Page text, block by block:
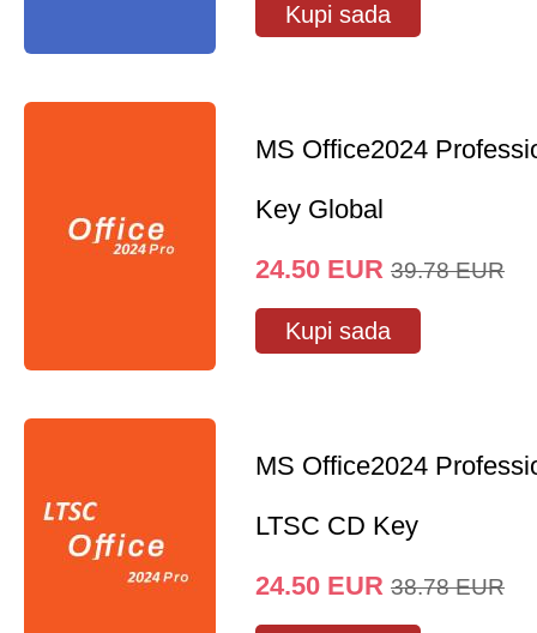
Kupi sada
MS Office2024
Key Global
24.50 EUR 39.78 EUR
Kupi sada
MS Office2024
LTSC CD Key
24.50 EUR 38.78 EUR